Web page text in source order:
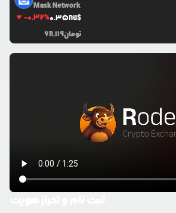
Mask Network
-0.32%0.3587$
68,119تومان